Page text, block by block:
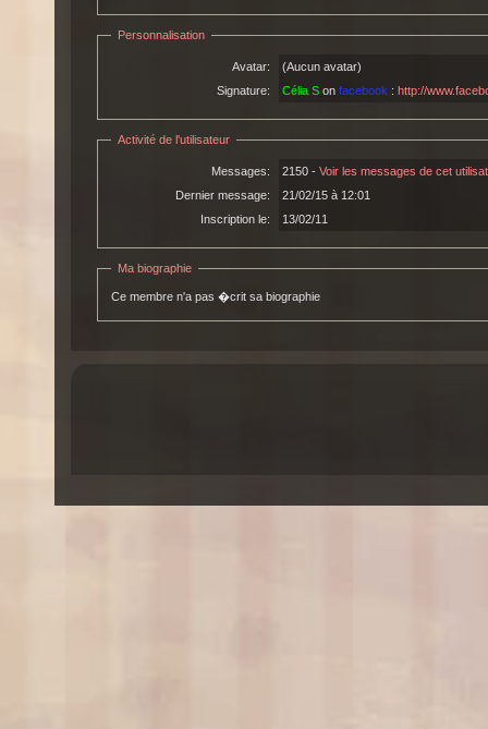
Personnalisation
Avatar:
(Aucun avatar)
Signature:
Célia S on facebook : http://
Activité de l'utilisateur
Messages: 2150 - Voir les messages de cet
Dernier message:
21/02/15 à 12:01
Inscription le:
13/02/11
Ma biographie
Ce membre n'a pas �crit sa biographie